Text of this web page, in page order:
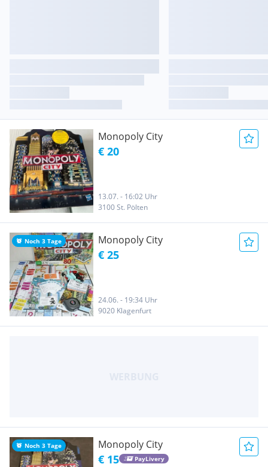
Monopoly City
€ 20
13.07. - 16:02 Uhr
3100 St. Pölten
Noch 3 Tage Monopoly City
€ 25
24.06. - 19:34 Uhr
9020 Klagenfurt
Noch 3 Tage Monopoly City
€ 15 PayLivery